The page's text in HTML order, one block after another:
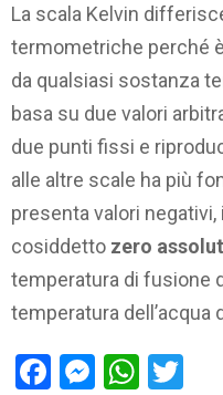
La scala Kelvin
termometriche perché
da qualsiasi sostanza
basa su due valori
due punti fissi e
alle altre scale ha più
presenta valori negativi,
cosiddetto zero
temperatura di fusione
temperatura dell’acqua
Facebook